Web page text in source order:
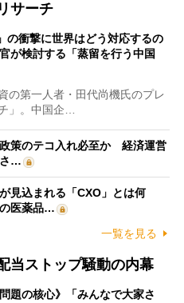
サーチ
の衝撃に世界はどう対応するの
が検討する「蒸留を行う中国
第一人者・田代尚機氏のプレ
」。中国企…
策のテコ入れ必至か 経済運営
さ…
見込まれる「CXO」とは何
医薬品…
一覧を見る
当ストップ騒動の内幕
題の核心》「みんなで大家さ